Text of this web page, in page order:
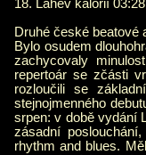
18. Láhev kalorií 03:28
Druhé české beatové
Bylo osudem
zachycovaly
repertoár se zčásti
rozloučili se
stejnojmenného
srpen: v době vydání
zásadní
rhythm and blues.